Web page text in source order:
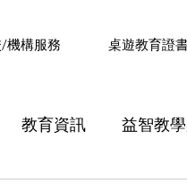
機構服務 桌遊教育證
教育資訊 益智教